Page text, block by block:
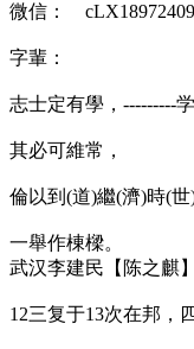
微信：
字輩：
志士定有學，---------
其必可維常，
倫以到(道)繼(濟)時(世
一舉作棟樑。
武汉李建民【陈之麒
12三复于13次在邦，